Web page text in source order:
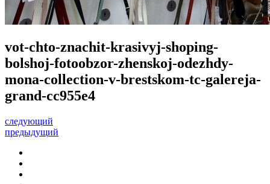
vot-chto-znachit-krasivyj-shoping-
bolshoj-fotoobzor-zhenskoj-odezhdy-
mona-collection-v-brestskom-tc-galereja-
grand-cc955e4
следующий
предыдущий